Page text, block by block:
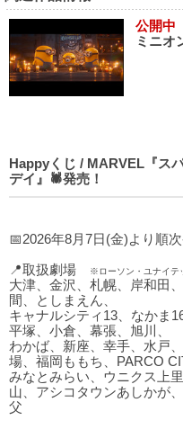
公開中
ミニオ
Happyくじ / MARVEL『ス
デイ』🕷発売！
📅2026年8月7日(金)より順
📍取扱劇場 ※ローソン・ユナイテ
大津、金沢、札幌、岸和田
間、としまえん、
キャナルシティ13、なかま
平塚、小倉、幕張、旭川、
わかば、新座、幸手、水戸
場、福岡ももち、PARCO
みなとみらい、ウニクス上
山、アシコタウンあしかが
父